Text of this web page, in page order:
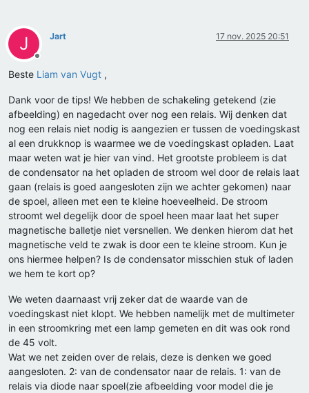
J
Offline
Jart 17 nov. 2025 20:51
Beste Liam van Vugt ,
Dank voor de tips! We hebben de schakeling getekend (zie
afbeelding) en nagedacht over nog een relais. Wij denken dat
nog een relais niet nodig is aangezien er tussen de voedingskast
al een drukknop is waarmee we de voedingskast opladen. Laat
maar weten wat je hier van vind. Het grootste probleem is dat
de condensator na het opladen de stroom wel door de relais laat
gaan (relais is goed aangesloten zijn we achter gekomen) naar
de spoel, alleen met een te kleine hoeveelheid. De stroom
stroomt wel degelijk door de spoel heen maar laat het super
magnetische balletje niet versnellen. We denken hierom dat het
magnetische veld te zwak is door een te kleine stroom. Kun je
ons hiermee helpen? Is de condensator misschien stuk of laden
we hem te kort op?
We weten daarnaast vrij zeker dat de waarde van de
voedingskast niet klopt. We hebben namelijk met de multimeter
in een stroomkring met een lamp gemeten en dit was ook rond
de 45 volt.
Wat we net zeiden over de relais, deze is denken we goed
aangesloten. 2: van de condensator naar de relais. 1: van de
relais via diode naar spoel(zie afbeelding voor model die je